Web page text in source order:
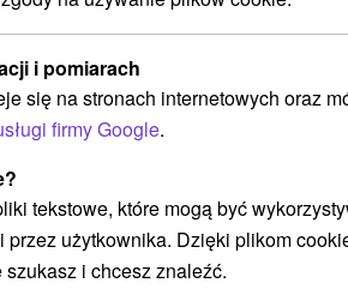
KOMÓRKOWEJ
Telekom
Orange
4ka
ZAKWATEROWANIE
JEST
i pomiarach
się na stronach internetowych oraz
firmy Google.
tekstowe, które mogą być
przez użytkownika. Dzięki plikom
i chcesz znaleźć.